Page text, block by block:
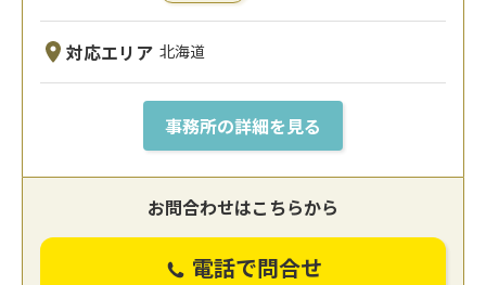
対応エリア 北海道
事務所の詳細を見る
お問合わせはこちらから
電話で問合せ